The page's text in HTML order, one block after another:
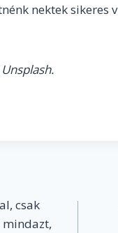
nektek sikeres
csak